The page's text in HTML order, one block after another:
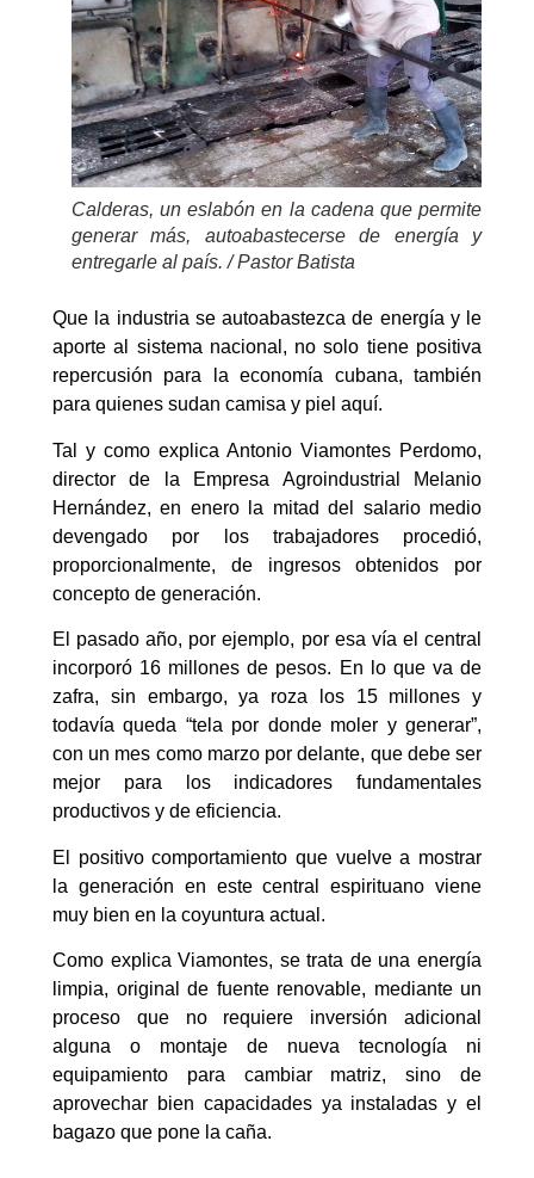
Calderas, un eslabón en la cadena que permite
generar más, autoabastecerse de energía y
entregarle al país. / Pastor Batista
Que la industria se autoabastezca de energía y le
aporte al sistema nacional, no solo tiene positiva
repercusión para la economía cubana, también
para quienes sudan camisa y piel aquí.
Tal y como explica Antonio Viamontes Perdomo,
director de la Empresa Agroindustrial Melanio
Hernández, en enero la mitad del salario medio
devengado por los trabajadores procedió,
proporcionalmente, de ingresos obtenidos por
concepto de generación.
El pasado año, por ejemplo, por esa vía el central
incorporó 16 millones de pesos. En lo que va de
zafra, sin embargo, ya roza los 15 millones y
todavía queda “tela por donde moler y generar”,
con un mes como marzo por delante, que debe ser
mejor para los indicadores fundamentales
productivos y de eficiencia.
El positivo comportamiento que vuelve a mostrar
la generación en este central espirituano viene
muy bien en la coyuntura actual.
Como explica Viamontes, se trata de una energía
limpia, original de fuente renovable, mediante un
proceso que no requiere inversión adicional
alguna o montaje de nueva tecnología ni
equipamiento para cambiar matriz, sino de
aprovechar bien capacidades ya instaladas y el
bagazo que pone la caña.